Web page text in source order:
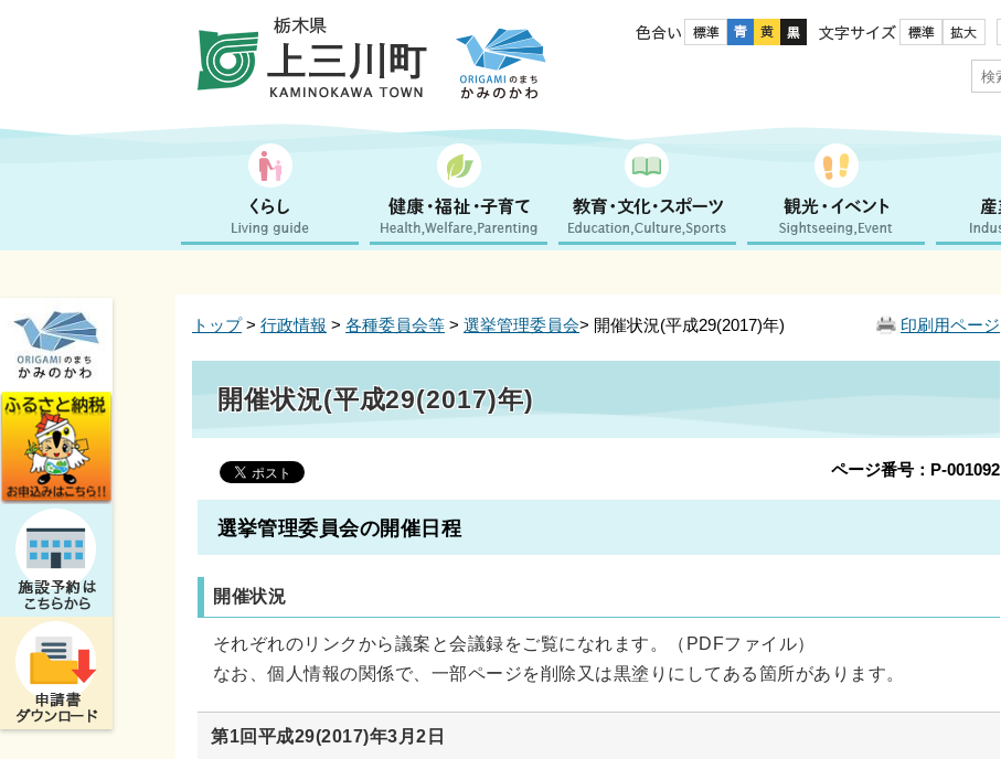
色合い 文字サイズ
印刷用ページ
トップ> 行政情報 > 各種委員会等 > 選挙管理委員会> 開催状況(平成29(2017)年)
開催状況(平成29(2017)年)
ページ番号：P-001092
選挙管理委員会の開催日程
開催状況
それぞれのリンクから議案と会議録をご覧になれます。（PDFファイル）
なお、個人情報の関係で、一部ページを削除又は黒塗りにしてある箇所があります。
第1回平成29(2017)年3月2日